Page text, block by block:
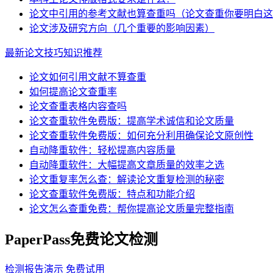
论文中引用的参考文献也算查重吗（论文查重你要明白
论文涉及研究方向（几个重要的影响因素）
最新论文技巧知识推荐
论文如何引用文献不算查重
如何提高论文查重率
论文查重表格内容查吗
论文查重软件免费版：提高学术诚信和论文质量
论文查重软件免费版：如何充分利用确保论文原创性
自动降重软件：轻松提高内容质量
自动降重软件：大幅提高文章质量的效率之选
论文重复率怎么查：解读论文重复检测的秘密
论文查重软件免费版：特点和功能介绍
论文怎么查重免费：帮你提高论文质量完整指南
PaperPass免费论文检测
检测报告演示 免费试用